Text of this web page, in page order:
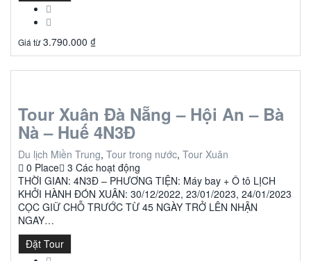
Giá từ 3.790.000 ₫
Tour Xuân Đà Nẵng – Hội An – Bà
Nà – Huế 4N3Đ
Du lịch Miền Trung, Tour trong nước, Tour Xuân
0 Place 3 Các hoạt động
THỜI GIAN: 4N3Đ – PHƯƠNG TIỆN: Máy bay + Ô tô LỊCH
KHỞI HÀNH ĐÓN XUÂN: 30/12/2022, 23/01/2023, 24/01/2023
CỌC GIỮ CHỖ TRƯỚC TỪ 45 NGÀY TRỞ LÊN NHẬN
NGAY…
Đặt Tour